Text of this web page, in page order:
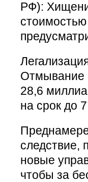
РФ):
Отмывание
28,6
на срок до 7
следствие,
новые
чтобы за